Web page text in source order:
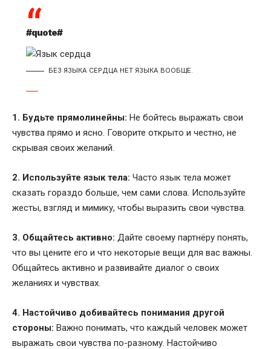
#quote#
БЕЗ ЯЗЫКА СЕРДЦА НЕТ ЯЗЫКА ВООБЩЕ.
1. Будьте прямолинейны: Не бойтесь выражать свои
чувства прямо и ясно. Говорите открыто и честно, не
скрывая своих желаний.
2. Используйте язык тела: Часто язык тела может
сказать гораздо больше, чем сами слова. Используйте
жесты, взгляд и мимику, чтобы выразить свои чувства.
3. Общайтесь активно: Дайте своему партнёру понять,
что вы цените его и что некоторые вещи для вас важны.
Общайтесь активно и развивайте диалог о своих
желаниях и чувствах.
4. Настойчиво добивайтесь понимания другой
стороны: Важно понимать, что каждый человек может
выражать свои чувства по-разному. Настойчиво